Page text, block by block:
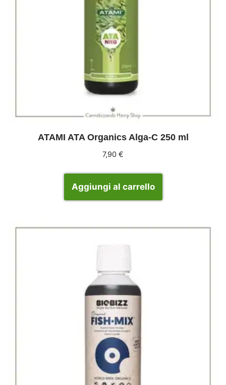
ATAMI ATA Organics Alga-C 250 ml
7,90 €
Aggiungi al carrello